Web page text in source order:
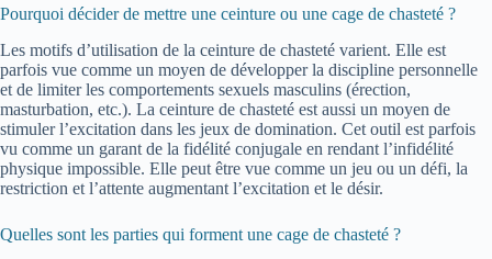
Pourquoi décider de mettre une ceinture ou une cage de chasteté ?
Les motifs d’utilisation de la ceinture de chasteté varient. Elle est
parfois vue comme un moyen de développer la discipline personnelle
et de limiter les comportements sexuels masculins (érection,
masturbation, etc.). La ceinture de chasteté est aussi un moyen de
stimuler l’excitation dans les jeux de domination. Cet outil est parfois
vu comme un garant de la fidélité conjugale en rendant l’infidélité
physique impossible. Elle peut être vue comme un jeu ou un défi, la
restriction et l’attente augmentant l’excitation et le désir.
Quelles sont les parties qui forment une cage de chasteté ?